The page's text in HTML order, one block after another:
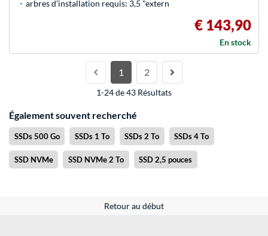
arbres d’installation requis: 3,5 "extern
€ 143,90
En stock
1 2
1-24 de 43 Résultats
Également souvent recherché
SSDs 500 Go SSDs 1 To SSDs 2 To SSDs 4 To
SSD NVMe SSD NVMe 2 To SSD 2,5 pouces
Retour au début